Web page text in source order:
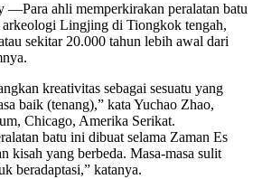
ahli memperkirakan peralatan batu
Lingjing di Tiongkok tengah,
sekitar 20.000 tahun lebih awal dari
kreativitas sebagai sesuatu yang
baik (tenang),” kata Yuchao Zhao,
Chicago, Amerika Serikat.
batu ini dibuat selama Zaman Es
kisah yang berbeda. Masa-masa sulit
beradaptasi,” katanya.